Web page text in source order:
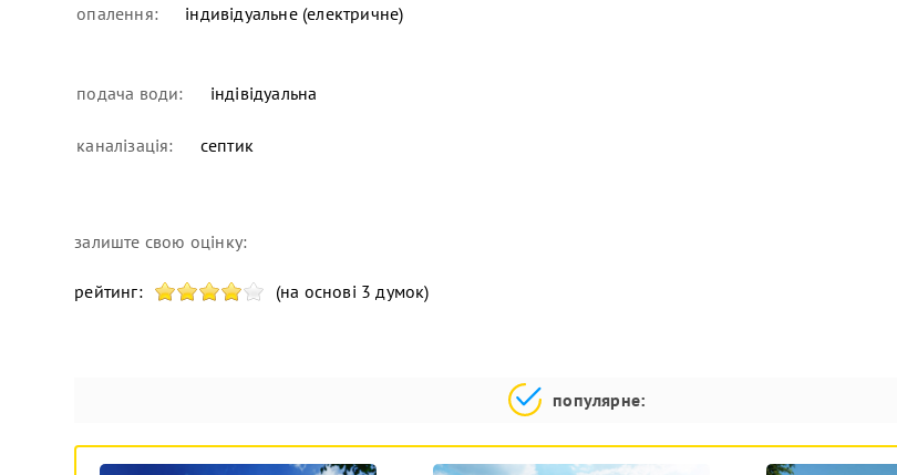
опалення: індивідуальне (електричне)
подача води: індівідуальна
каналізація: септик
залиште свою оцінку:
рейтинг: (на основі 3 думок)
популярне: